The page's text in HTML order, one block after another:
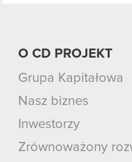
O CD PROJEKT
Grupa Kapitałowa
Nasz biznes
Inwestorzy
Zrównoważony